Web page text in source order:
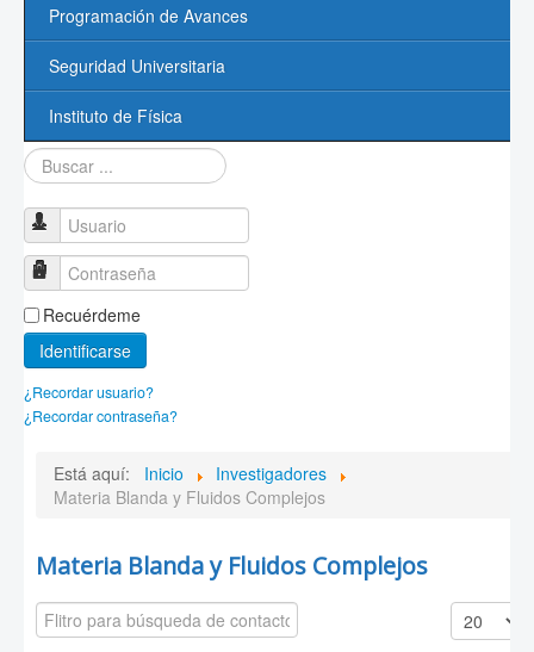
Página de la UASLP
Investigación y Posgrado UASLP
CONACYT
Sociedad Mexicana de Física
PROMEP
Programación de Avances
Seguridad Universitaria
Instituto de Física
Buscar...
Usuario
Contraseña
Recuérdeme
Identificarse
¿Recordar usuario?
¿Recordar contraseña?
Está aquí: Inicio
Investigadores
Materia Blanda y Fluidos Complejos
Materia Blanda y Fluidos Complejos
Despublicado Campo 'Filtrar' Cantidad